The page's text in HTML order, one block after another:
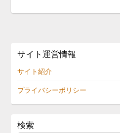
サイト運営情報
サイト紹介
プライバシーポリシー
検索